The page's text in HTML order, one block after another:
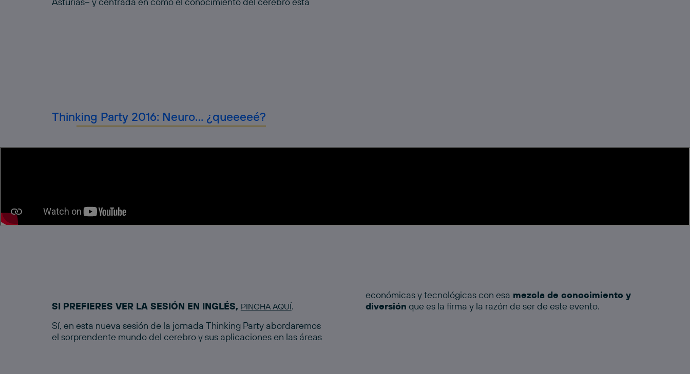
Thinking Party 2016: Neuro… ¿queeeeé?
SI PREFIERES VER LA SESIÓN EN INGLÉS, PINCHA AQUÍ.
Sí, en esta nueva sesión de la jornada Thinking Party abordaremos
el sorprendente mundo del cerebro y sus aplicaciones en las áreas
económicas y tecnológicas con esa mezcla de conocimiento y
diversión que es la firma y la razón de ser de este evento.